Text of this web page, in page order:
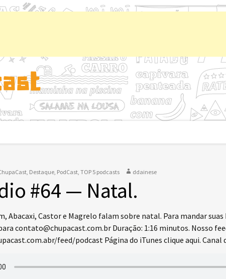
, Destaque, PodCast, TOP 5 podcasts ddainese
#64 — Natal.
Abacaxi, Castor e Magrelo falam sobre natal. Para mandar
contato@chupacast.com.br Duração: 1:16 minutos. Nosso
feed/podcast Página do iTunes clique aqui. Canal